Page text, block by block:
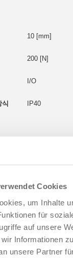
Cookies
um Inhalte
für
auf unsere
Informationen
unsere Partner
10 [mm]
200 [N]
I/O
IP40
200 [N]
I/O
IP54